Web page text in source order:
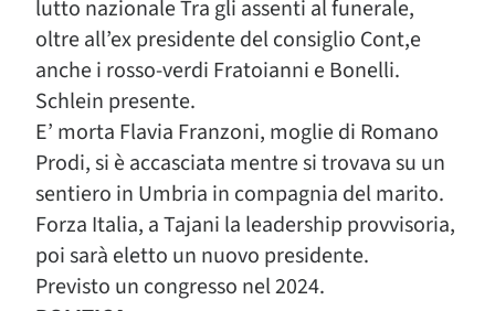
lutto nazionale Tra gli assenti al funerale,
oltre all’ex presidente del consiglio Cont,e
anche i rosso-verdi Fratoianni e Bonelli.
Schlein presente.
E’ morta Flavia Franzoni, moglie di Romano
Prodi, si è accasciata mentre si trovava su un
sentiero in Umbria in compagnia del marito.
Forza Italia, a Tajani la leadership provvisoria,
poi sarà eletto un nuovo presidente.
Previsto un congresso nel 2024.